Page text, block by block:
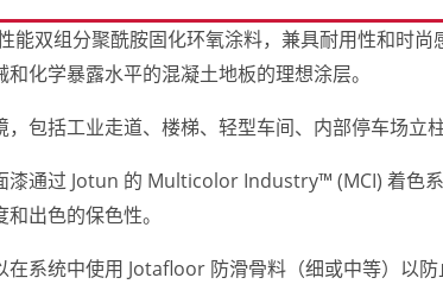
能双组分聚酰胺固化环氧涂料，兼具耐用性和时
化学暴露水平的混凝土地板的理想涂层。
包括工业走道、楼梯、轻型车间、内部停车场立
漆通过 Jotun 的 Multicolor Industry™ (MCI) 着色
出色的保色性。
在系统中使用 Jotafloor 防滑骨料（细或中等）以